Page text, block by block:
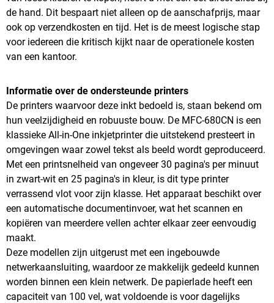
de hand. Dit bespaart niet alleen op de aanschafprijs, maar
ook op verzendkosten en tijd. Het is de meest logische stap
voor iedereen die kritisch kijkt naar de operationele kosten
van een kantoor.
Informatie over de ondersteunde printers
De printers waarvoor deze inkt bedoeld is, staan bekend om
hun veelzijdigheid en robuuste bouw. De MFC-680CN is een
klassieke All-in-One inkjetprinter die uitstekend presteert in
omgevingen waar zowel tekst als beeld wordt geproduceerd.
Met een printsnelheid van ongeveer 30 pagina's per minuut
in zwart-wit en 25 pagina's in kleur, is dit type printer
verrassend vlot voor zijn klasse. Het apparaat beschikt over
een automatische documentinvoer, wat het scannen en
kopiëren van meerdere vellen achter elkaar zeer eenvoudig
maakt.
Deze modellen zijn uitgerust met een ingebouwde
netwerkaansluiting, waardoor ze makkelijk gedeeld kunnen
worden binnen een klein netwerk. De papierlade heeft een
capaciteit van 100 vel, wat voldoende is voor dagelijks